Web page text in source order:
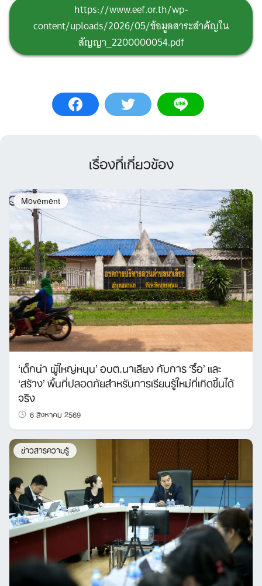
https://www.eef.or.th/wp-
content/uploads/2026/05/ข้อมูลสาระสำคัญใน
สัญญา_2200000054.pdf
เรื่องที่เกี่ยวข้อง
Movement
‘เด็กนำ ผู้ใหญ่หนุน’ อบต.นาเลียง กับการ ‘รื้อ’ และ
‘สร้าง’ พื้นที่ปลอดภัยสำหรับการเรียนรู้ใหม่ที่เกิดขึ้นได้
จริง
6 สิงหาคม 2569
ข่าวสารความรู้